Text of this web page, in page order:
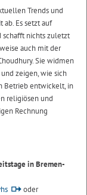
Trends und
ab. Es setzt auf
schafft nichts zuletzt
auch mit der
Sie widmen
zeigen, wie sich
Betrieb entwickelt, in
religiösen und
Rechnung
in Bremen-
oder